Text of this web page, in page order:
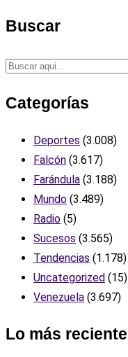
Buscar
Categorías
Deportes (3.008)
Falcón (3.617)
Farándula (3.188)
Mundo (3.489)
Radio (5)
Sucesos (3.565)
Tendencias (1.178)
Uncategorized (15)
Venezuela (3.697)
Lo más reciente